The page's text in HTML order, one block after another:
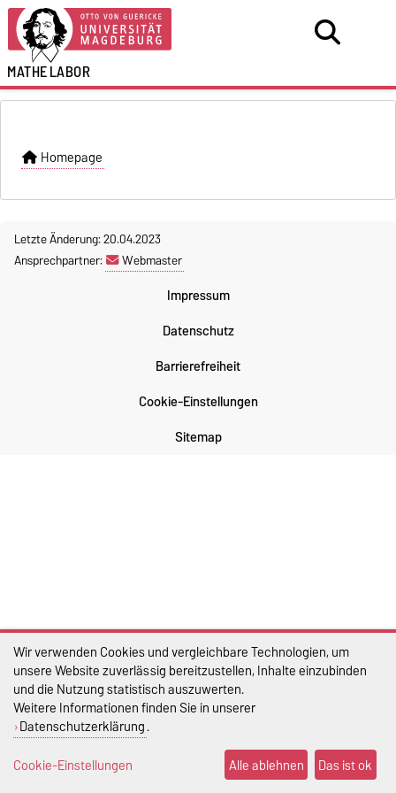
MATHELABOR
Homepage
Letzte Änderung: 20.04.2023
Ansprechpartner:
Webmaster
Impressum
Datenschutz
Barrierefreiheit
Cookie-Einstellungen
Sitemap
Wir verwenden Cookies und vergleichbare Technologien, um
unsere Website zuverlässig bereitzustellen, Inhalte einzubinden
und die Nutzung statistisch auszuwerten.
Weitere Informationen finden Sie in unserer
Datenschutzerklärung.
Cookie-Einstellungen
Alle ablehnen Das ist ok